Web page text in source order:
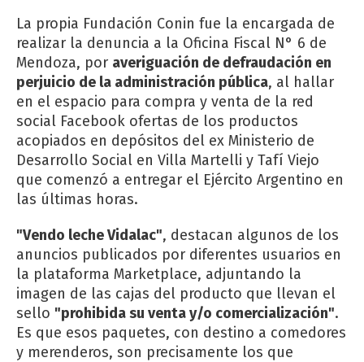
La propia Fundación Conin fue la encargada de
realizar la denuncia a la Oficina Fiscal N° 6 de
Mendoza, por averiguación de defraudación en
perjuicio de la administración pública, al hallar
en el espacio para compra y venta de la red
social Facebook ofertas de los productos
acopiados en depósitos del ex Ministerio de
Desarrollo Social en Villa Martelli y Tafí Viejo
que comenzó a entregar el Ejército Argentino en
las últimas horas.
"Vendo leche Vidalac", destacan algunos de los
anuncios publicados por diferentes usuarios en
la plataforma Marketplace, adjuntando la
imagen de las cajas del producto que llevan el
sello "prohibida su venta y/o comercialización".
Es que esos paquetes, con destino a comedores
y merenderos, son precisamente los que